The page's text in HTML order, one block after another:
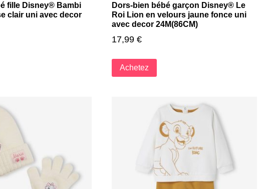
fille Disney® Bambi
clair uni avec decor
Dors-bien bébé garçon Disney® Le
Roi Lion en velours jaune fonce uni
avec decor 24M(86CM)
17,99 €
Achetez